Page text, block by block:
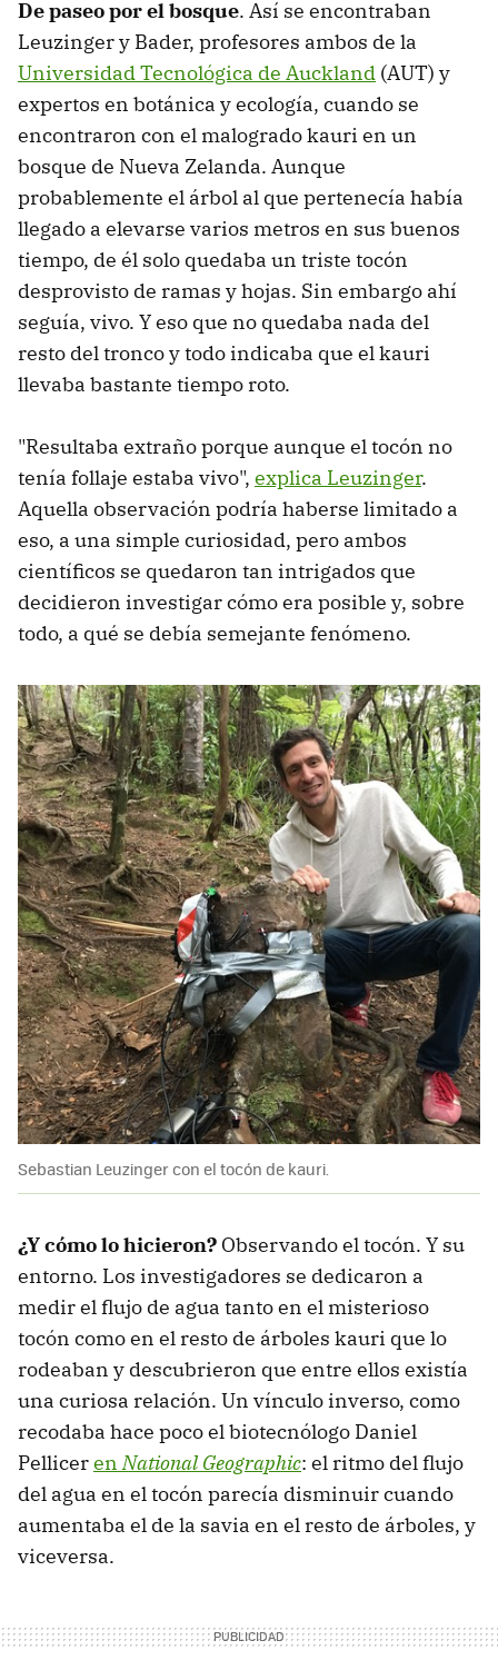
De paseo por el bosque. Así se encontraban
Leuzinger y Bader, profesores ambos de la
Universidad Tecnológica de Auckland (AUT) y
expertos en botánica y ecología, cuando se
encontraron con el malogrado kauri en un
bosque de Nueva Zelanda. Aunque
probablemente el árbol al que pertenecía había
llegado a elevarse varios metros en sus buenos
tiempo, de él solo quedaba un triste tocón
desprovisto de ramas y hojas. Sin embargo ahí
seguía, vivo. Y eso que no quedaba nada del
resto del tronco y todo indicaba que el kauri
llevaba bastante tiempo roto.
"Resultaba extraño porque aunque el tocón no
tenía follaje estaba vivo", explica Leuzinger.
Aquella observación podría haberse limitado a
eso, a una simple curiosidad, pero ambos
científicos se quedaron tan intrigados que
decidieron investigar cómo era posible y, sobre
todo, a qué se debía semejante fenómeno.
Sebastian Leuzinger con el tocón de kauri.
¿Y cómo lo hicieron? Observando el tocón. Y su
entorno. Los investigadores se dedicaron a
medir el flujo de agua tanto en el misterioso
tocón como en el resto de árboles kauri que lo
rodeaban y descubrieron que entre ellos existía
una curiosa relación. Un vínculo inverso, como
recodaba hace poco el biotecnólogo Daniel
PellicerenNational Geographic: el ritmo del flujo
del agua en el tocón parecía disminuir cuando
aumentaba el de la savia en el resto de árboles, y
viceversa.